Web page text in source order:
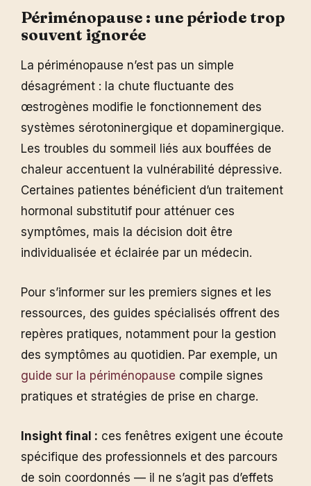
Périménopause : une période trop
souvent ignorée
La périménopause n’est pas un simple
désagrément : la chute fluctuante des
œstrogènes modifie le fonctionnement des
systèmes sérotoninergique et dopaminergique.
Les troubles du sommeil liés aux bouffées de
chaleur accentuent la vulnérabilité dépressive.
Certaines patientes bénéficient d’un traitement
hormonal substitutif pour atténuer ces
symptômes, mais la décision doit être
individualisée et éclairée par un médecin.
Pour s’informer sur les premiers signes et les
ressources, des guides spécialisés offrent des
repères pratiques, notamment pour la gestion
des symptômes au quotidien. Par exemple, un
guide sur la périménopause compile signes
pratiques et stratégies de prise en charge.
Insight final : ces fenêtres exigent une écoute
spécifique des professionnels et des parcours
de soin coordonnés — il ne s’agit pas d’effets